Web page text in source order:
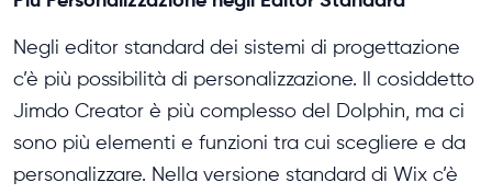
Negli editor standard dei sistemi di progettazione
c’è più possibilità di personalizzazione. Il cosiddetto
Jimdo Creator è più complesso del Dolphin, ma ci
sono più elementi e funzioni tra cui scegliere e da
personalizzare. Nella versione standard di Wix c’è